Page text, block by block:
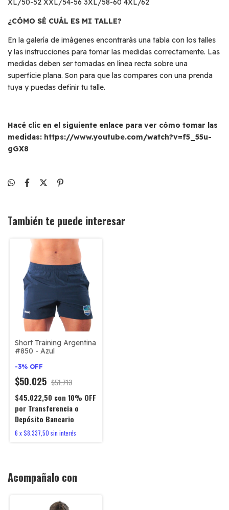
XL/50-52 XXL/54-56 3XL/58-60 4XL/62
¿CÓMO SÉ CUÁL ES MI TALLE?
En la galería de imágenes encontrarás una tabla con los talles
y las instrucciones para tomar las medidas correctamente. Las
medidas deben ser tomadas en línea recta sobre una
superficie plana. Son para que las compares con una prenda
tuya y puedas definir tu talle.
Hacé clic en el siguiente enlace para ver cómo tomar las
medidas: https://www.youtube.com/watch?v=f5_55u-
gGX8
También te puede interesar
Short Training Argentina
#850 - Azul
-3% OFF
$50.025 $51.713
$45.022,50 con 10% OFF
por Transferencia o
Depósito Bancario
6 x$8.337,50 sin interés
Acompañalo con